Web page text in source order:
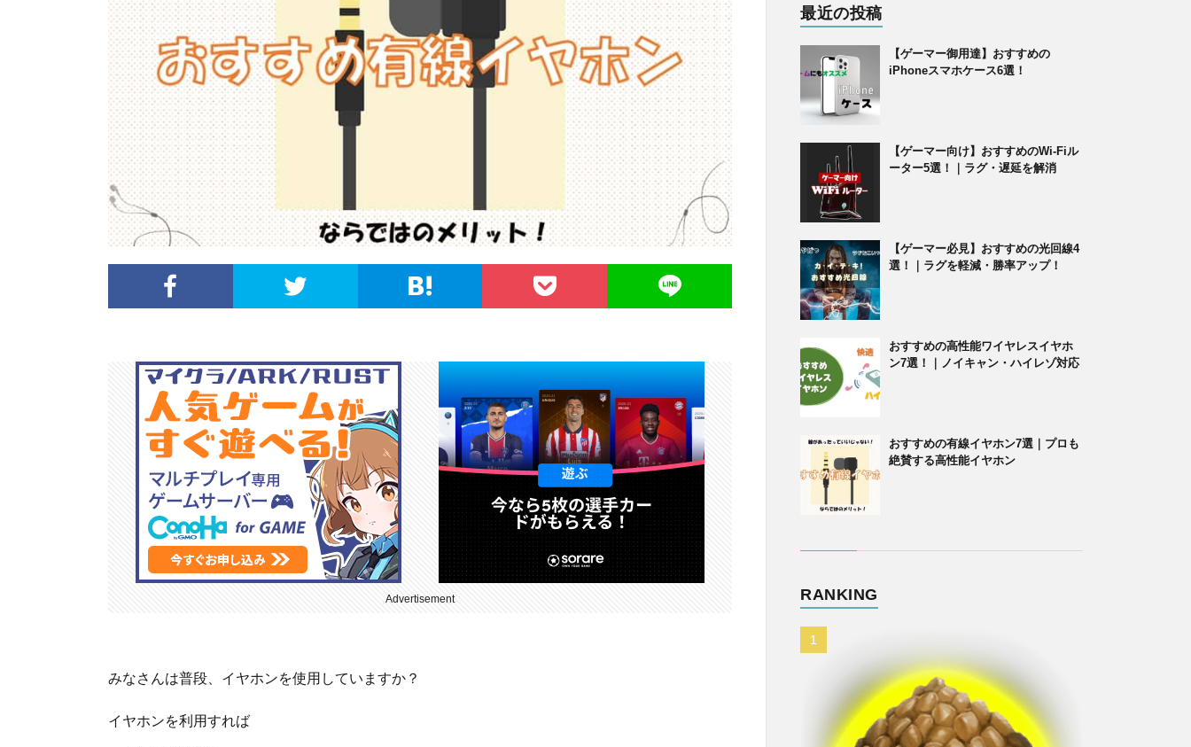
Advertisement
みなさんは普段、イヤホンを使用していますか？
イヤホンを利用すれば
最近の投稿
【ゲーマー御用達】おすすめの
iPhoneスマホケース6選！
【ゲーマー向け】おすすめのWi-Fiル
ーター5選！｜ラグ・遅延を解消
【ゲーマー必見】おすすめの光回線4
選！｜ラグを軽減・勝率アップ！
おすすめの高性能ワイヤレスイヤホ
ン7選！｜ノイキャン・ハイレゾ対応
おすすめの有線イヤホン7選｜プロも
絶賛する高性能イヤホン
RANKING